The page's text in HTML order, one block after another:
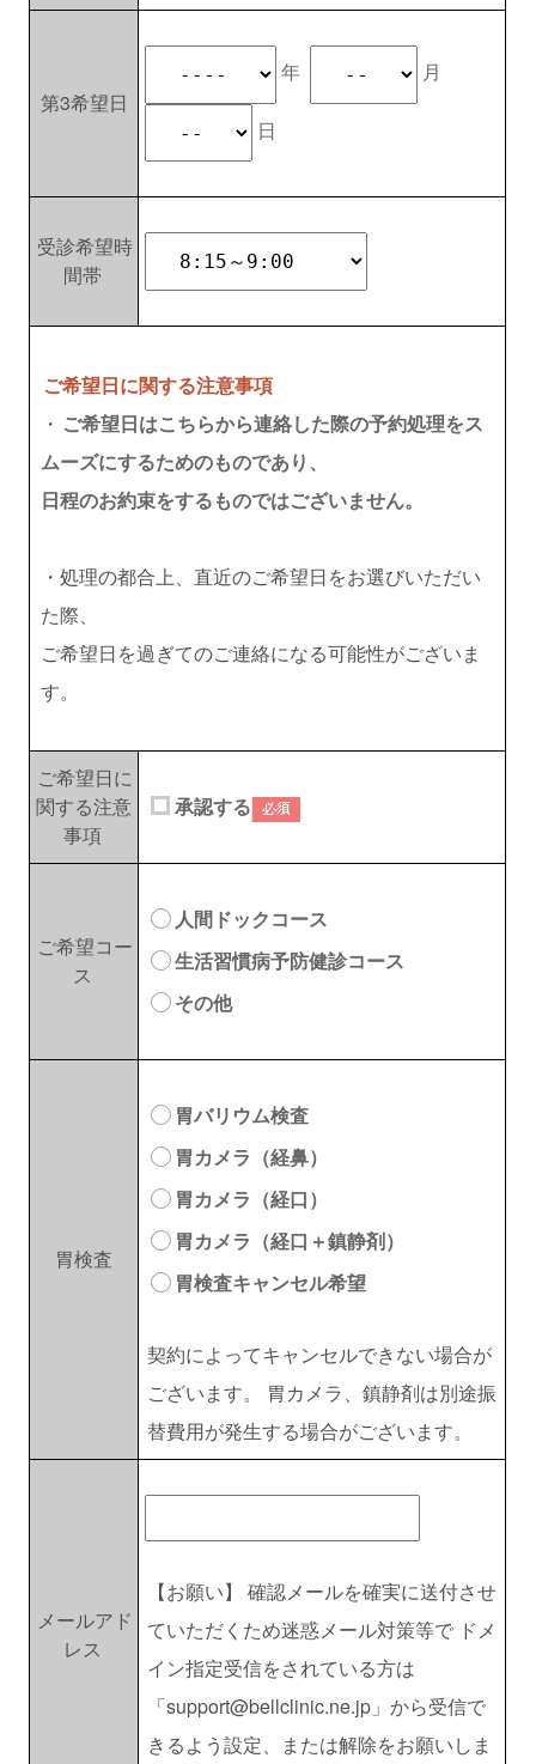
第3希望日
年 月
日
受診希望時
間帯
ご希望日に関する注意事項
・ ご希望日はこちらから連絡した際の予約処理をス
ムーズにするためのものであり、
日程のお約束をするものではございません。
・処理の都合上、直近のご希望日をお選びいただい
た際、
ご希望日を過ぎてのご連絡になる可能性がございま
す。
ご希望日に
関する注意
事項
承認する
ご希望コー
ス
人間ドックコース
生活習慣病予防健診コース
その他
胃検査
胃バリウム検査
胃カメラ（経鼻）
胃カメラ（経口）
胃カメラ（経口＋鎮静剤）
胃検査キャンセル希望
契約によってキャンセルできない場合が
ございます。 胃カメラ、鎮静剤は別途振
替費用が発生する場合がございます。
メールアド
レス
【お願い】 確認メールを確実に送付させ
ていただくため迷惑メール対策等で ドメ
イン指定受信をされている方は
「support@bellclinic.ne.jp」から受信で
きるよう設定、または解除をお願いしま